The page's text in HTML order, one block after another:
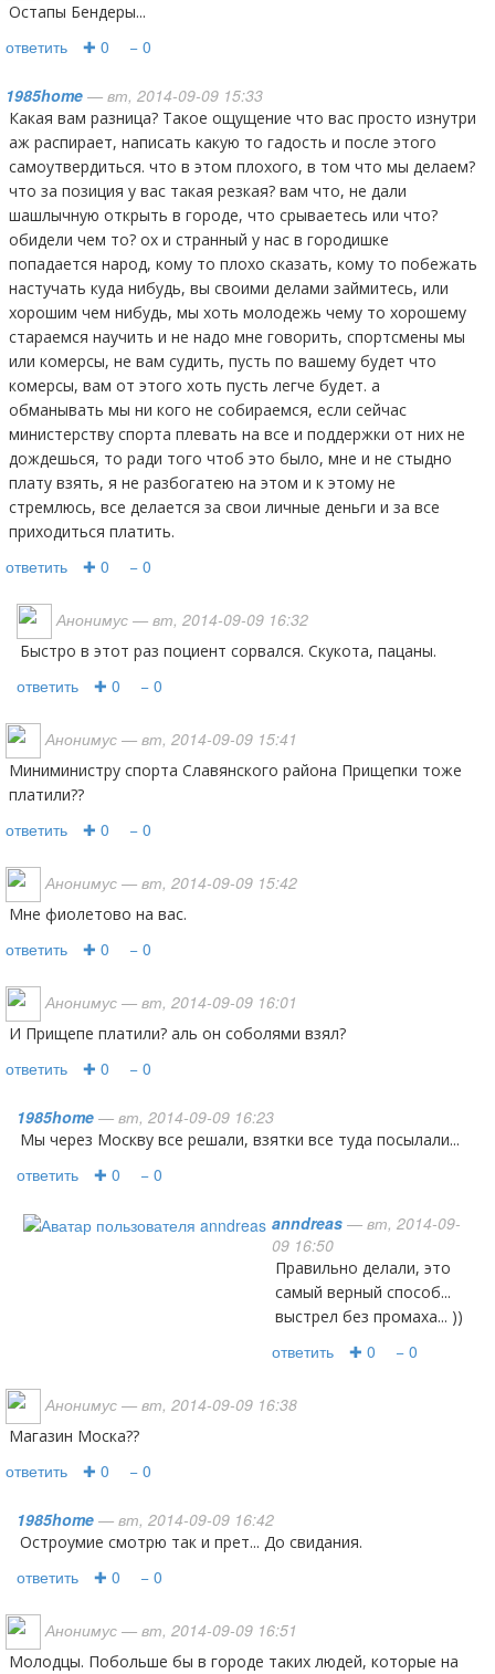
Остапы Бендеры...
ответить ✚ 0 − 0
1985home — вт, 2014-09-09 15:33
Какая вам разница? Такое ощущение что вас просто изнутри
аж распирает, написать какую то гадость и после этого
самоутвердиться. что в этом плохого, в том что мы делаем?
что за позиция у вас такая резкая? вам что, не дали
шашлычную открыть в городе, что срываетесь или что?
обидели чем то? ох и странный у нас в городишке
попадается народ, кому то плохо сказать, кому то побежать
настучать куда нибудь, вы своими делами займитесь, или
хорошим чем нибудь, мы хоть молодежь чему то хорошему
стараемся научить и не надо мне говорить, спортсмены мы
или комерсы, не вам судить, пусть по вашему будет что
комерсы, вам от этого хоть пусть легче будет. а
обманывать мы ни кого не собираемся, если сейчас
министерству спорта плевать на все и поддержки от них не
дождешься, то ради того чтоб это было, мне и не стыдно
плату взять, я не разбогатею на этом и к этому не
стремлюсь, все делается за свои личные деньги и за все
приходиться платить.
ответить ✚ 0 − 0
Анонимус — вт, 2014-09-09 16:32
Быстро в этот раз поциент сорвался. Скукота, пацаны.
ответить ✚ 0 − 0
Анонимус — вт, 2014-09-09 15:41
Миниминистру спорта Славянского района Прищепки тоже
платили??
ответить ✚ 0 − 0
Анонимус — вт, 2014-09-09 15:42
Мне фиолетово на вас.
ответить ✚ 0 − 0
Анонимус — вт, 2014-09-09 16:01
и Прищепе платили? аль он соболями взял?
ответить ✚ 0 − 0
1985home — вт, 2014-09-09 16:23
Мы через Москву все решали, взятки все туда посылали...
ответить ✚ 0 − 0
anndreas — вт, 2014-09-
09 16:50
правильно делали, это
самый верный способ...
выстрел без промаха... ))
ответить ✚ 0 − 0
Анонимус — вт, 2014-09-09 16:38
магазин Моска??
ответить ✚ 0 − 0
1985home — вт, 2014-09-09 16:42
Остроумие смотрю так и прет... До свидания.
ответить ✚ 0 − 0
Анонимус — вт, 2014-09-09 16:51
Молодцы. Побольше бы в городе таких людей, которые на